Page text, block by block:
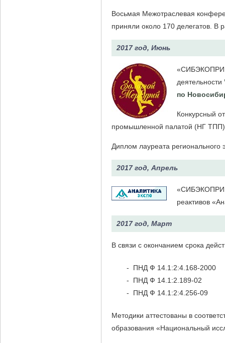
Восьмая Межотраслевая
приняли около 170 делегатов.
2017 год, Июнь
деятельности
по
Конкурсный
промышленной палатой (НГ ТПП)
Диплом лауреата регионального
2017 год, Апрель
реактивов
2017 год, Март
В связи с окончанием срока
- ПНД Ф 14.1:2:4.168-2000
- ПНД Ф 14.1:2.189-02
- ПНД Ф 14.1:2:4.256-09
Методики аттестованы в
образования «Национальный